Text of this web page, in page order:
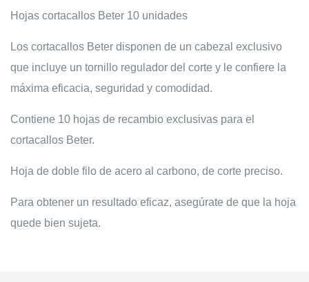
Hojas cortacallos Beter 10 unidades
Los cortacallos Beter disponen de un cabezal exclusivo
que incluye un tornillo regulador del corte y le confiere la
máxima eficacia, seguridad y comodidad.
Contiene 10 hojas de recambio exclusivas para el
cortacallos Beter.
Hoja de doble filo de acero al carbono, de corte preciso.
Para obtener un resultado eficaz, asegúrate de que la hoja
quede bien sujeta.